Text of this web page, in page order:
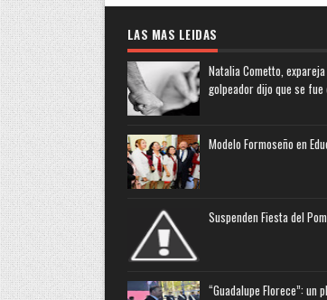
LAS MAS LEIDAS
Natalia Cometto,
golpeador dijo que se
Modelo Formoseño en
Suspenden Fiesta del
“Guadalupe Florece”: un